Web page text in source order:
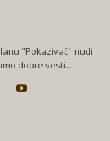
"Pokazivač" nudi
dobre vesti...